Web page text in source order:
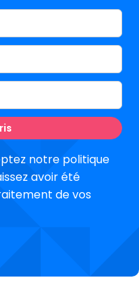
notre politique
avoir été
de vos